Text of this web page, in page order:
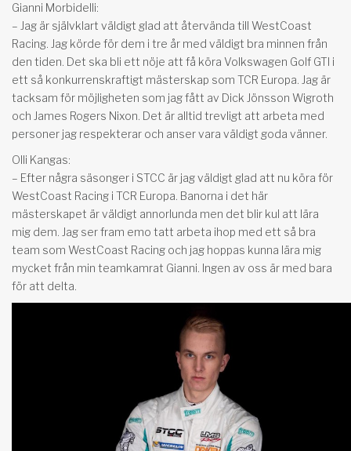
Gianni Morbidelli:
– Jag är självklart väldigt glad att återvända till WestCoast
Racing. Jag körde för dem i tre år med väldigt bra minnen från
den tiden. Det ska bli ett nöje att få köra Volkswagen Golf GTI i
ett så konkurrenskraftigt mästerskap som TCR Europa. Jag är
tacksam för möjligheten som jag fått av Dick Jönsson Wigroth
och James Rogers Nixon. Det är alltid trevligt att arbeta med
personer jag respekterar och anser vara väldigt goda vänner.
Olli Kangas:
– Efter några säsonger i STCC är jag väldigt glad att nu köra för
WestCoast Racing i TCR Europa. Banorna i det här
mästerskapet är väldigt annorlunda men det blir kul att lära
mig dem. Jag ser fram emo tatt arbeta ihop med ett så bra
team som WestCoast Racing och jag hoppas kunna lära mig
mycket från min teamkamrat Gianni. Ingen av oss är med bara
för att delta.